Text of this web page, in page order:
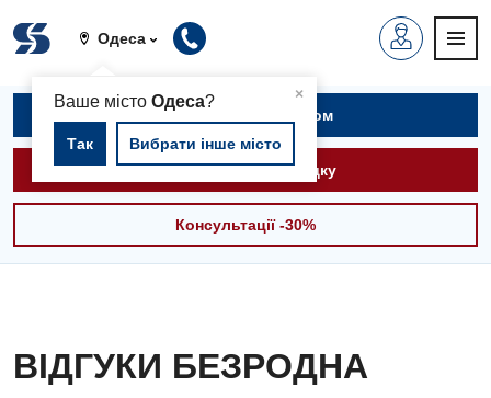
Одеса
×
Ваше містоОдеса?
Так Вибрати інше місто
Записатися на прийом
Викликати швидку
Консультації -30%
ВІДГУКИ БЕЗРОДНА